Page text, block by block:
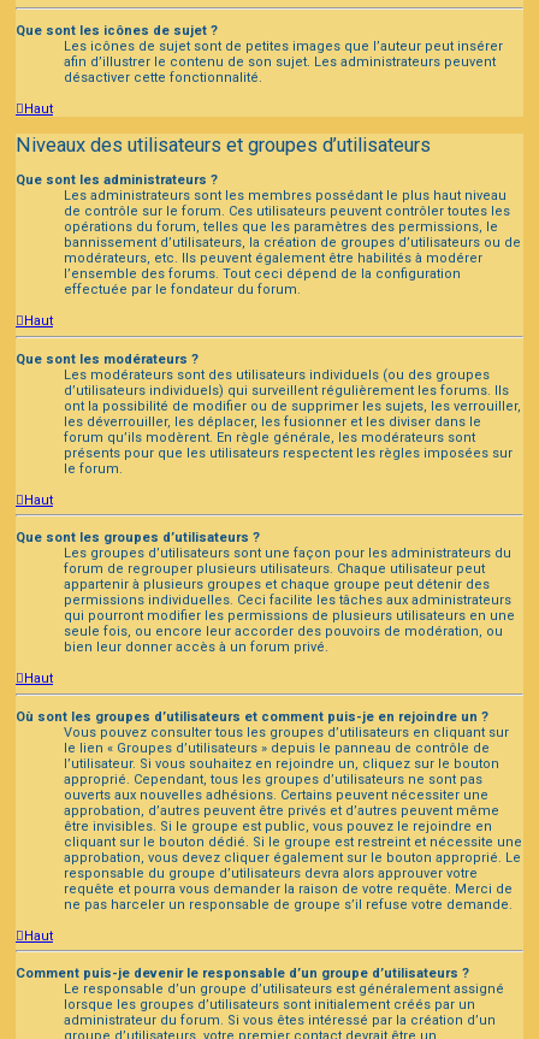
Que sont les icônes de sujet ?
Les icônes de sujet sont de petites images que l’auteur peut insérer
afin d’illustrer le contenu de son sujet. Les administrateurs peuvent
désactiver cette fonctionnalité.
Haut
Niveaux des utilisateurs et groupes d’utilisateurs
Que sont les administrateurs ?
Les administrateurs sont les membres possédant le plus haut niveau
de contrôle sur le forum. Ces utilisateurs peuvent contrôler toutes les
opérations du forum, telles que les paramètres des permissions, le
bannissement d’utilisateurs, la création de groupes d’utilisateurs ou de
modérateurs, etc. Ils peuvent également être habilités à modérer
l’ensemble des forums. Tout ceci dépend de la configuration
effectuée par le fondateur du forum.
Haut
Que sont les modérateurs ?
Les modérateurs sont des utilisateurs individuels (ou des groupes
d’utilisateurs individuels) qui surveillent régulièrement les forums. Ils
ont la possibilité de modifier ou de supprimer les sujets, les verrouiller,
les déverrouiller, les déplacer, les fusionner et les diviser dans le
forum qu’ils modèrent. En règle générale, les modérateurs sont
présents pour que les utilisateurs respectent les règles imposées sur
le forum.
Haut
Que sont les groupes d’utilisateurs ?
Les groupes d’utilisateurs sont une façon pour les administrateurs du
forum de regrouper plusieurs utilisateurs. Chaque utilisateur peut
appartenir à plusieurs groupes et chaque groupe peut détenir des
permissions individuelles. Ceci facilite les tâches aux administrateurs
qui pourront modifier les permissions de plusieurs utilisateurs en une
seule fois, ou encore leur accorder des pouvoirs de modération, ou
bien leur donner accès à un forum privé.
Haut
Où sont les groupes d’utilisateurs et comment puis-je en rejoindre un ?
Vous pouvez consulter tous les groupes d’utilisateurs en cliquant sur
le lien « Groupes d’utilisateurs » depuis le panneau de contrôle de
l’utilisateur. Si vous souhaitez en rejoindre un, cliquez sur le bouton
approprié. Cependant, tous les groupes d’utilisateurs ne sont pas
ouverts aux nouvelles adhésions. Certains peuvent nécessiter une
approbation, d’autres peuvent être privés et d’autres peuvent même
être invisibles. Si le groupe est public, vous pouvez le rejoindre en
cliquant sur le bouton dédié. Si le groupe est restreint et nécessite une
approbation, vous devez cliquer également sur le bouton approprié. Le
responsable du groupe d’utilisateurs devra alors approuver votre
requête et pourra vous demander la raison de votre requête. Merci de
ne pas harceler un responsable de groupe s’il refuse votre demande.
Haut
Comment puis-je devenir le responsable d’un groupe d’utilisateurs ?
Le responsable d’un groupe d’utilisateurs est généralement assigné
lorsque les groupes d’utilisateurs sont initialement créés par un
administrateur du forum. Si vous êtes intéressé par la création d’un